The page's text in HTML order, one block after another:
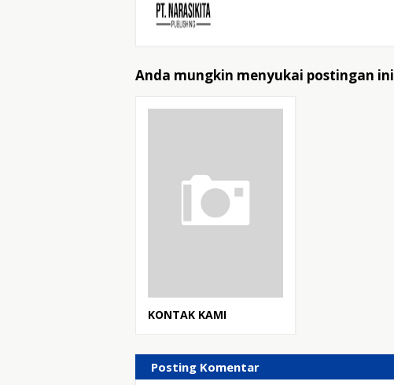
Anda mungkin menyukai postingan ini
KONTAK KAMI
Posting Komentar